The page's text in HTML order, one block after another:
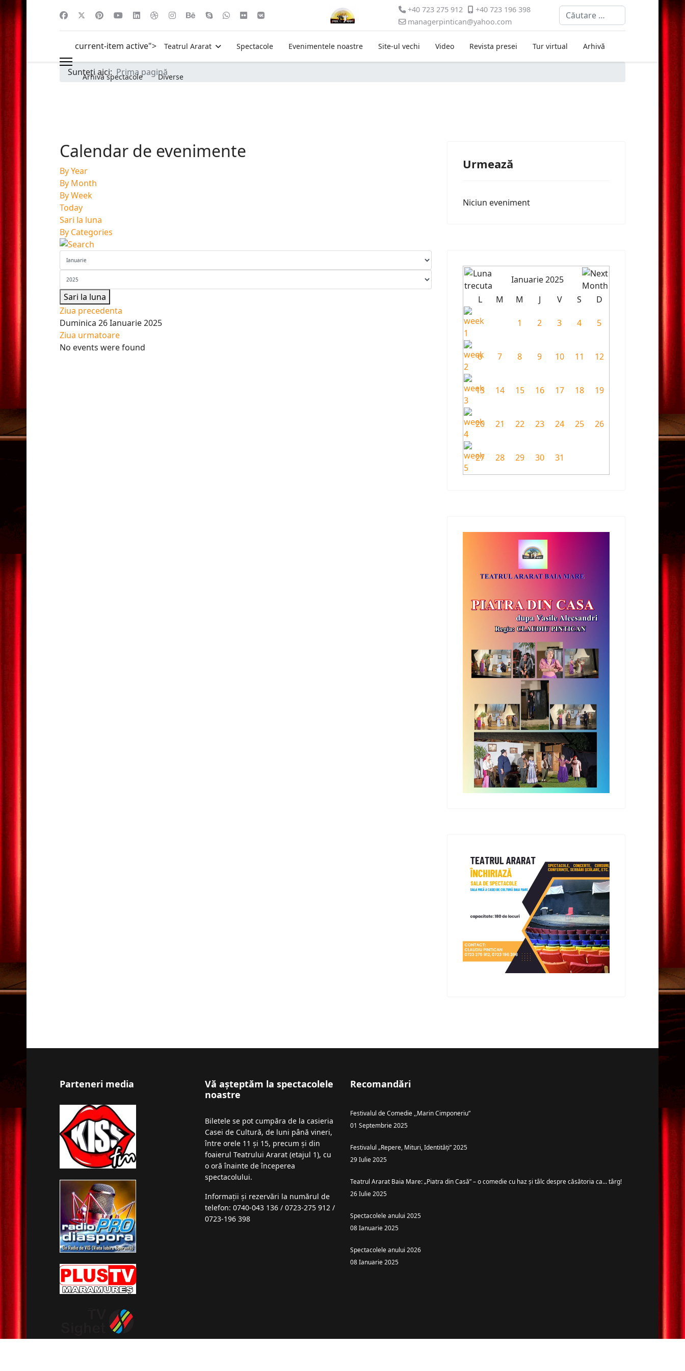
+40 723 275 912
+40 723 196 398
managerpintican@yahoo.com
Cautare
current-item active"> Teatrul Ararat Spectacole Evenimentele noastre Site-ul vechi Video Revista presei Tur virtual Arhivă
Arhivă spectacole Diverse
Sunteți aici: Prima pagină
Calendar de evenimente
By Year
By Month
By Week
Today
Sari la luna
By Categories
Sari la luna
Ziua precedenta
Duminica 26 Ianuarie 2025
Ziua urmatoare
No events were found
Urmează
Niciun eveniment
Ianuarie 2025
L
M M J V S D
1 2 3 4 5
6 7 8 9 10 11 12
13 14 15 16 17 18 19
20 21 22 23 24 25 26
27 28 29 30 31
Parteneri media
Vă așteptăm la spectacolele
noastre
Biletele se pot cumpăra de la casieria
Casei de Cultură, de luni până vineri,
între orele 11 și 15, precum și din
foaierul Teatrului Ararat (etajul 1), cu
o oră înainte de începerea
spectacolului.
Informații şi rezervări la numărul de
telefon: 0740-043 136 / 0723-275 912 /
0723-196 398
Recomandări
Festivalul de Comedie ,,Marin Cimponeriu”
01 Septembrie 2025
Festivalul „Repere, Mituri, Identități” 2025
29 Iulie 2025
Teatrul Ararat Baia Mare: „Piatra din Casă” – o comedie cu haz și tâlc despre căsătoria ca… târg!
26 Iulie 2025
Spectacolele anului 2025
08 Ianuarie 2025
Spectacolele anului 2026
08 Ianuarie 2025